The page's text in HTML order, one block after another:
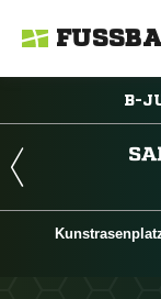
B-